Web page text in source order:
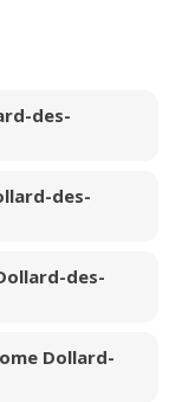
des-
des-
des-
Dollard-